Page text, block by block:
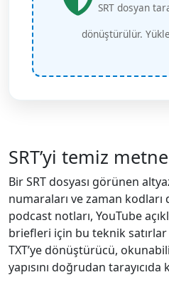
SRT dosyan
dönüştürülür.
SRT’yi temiz
Bir SRT dosyası görünen
numaraları ve zaman kodları
podcast notları, YouTube
briefleri için bu teknik satırlar
TXT’ye dönüştürücü,
yapısını doğrudan tarayıcıda